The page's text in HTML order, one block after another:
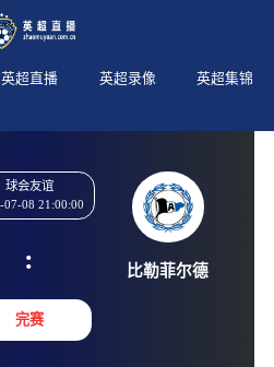
英超直播 英超录像
英超集锦
: